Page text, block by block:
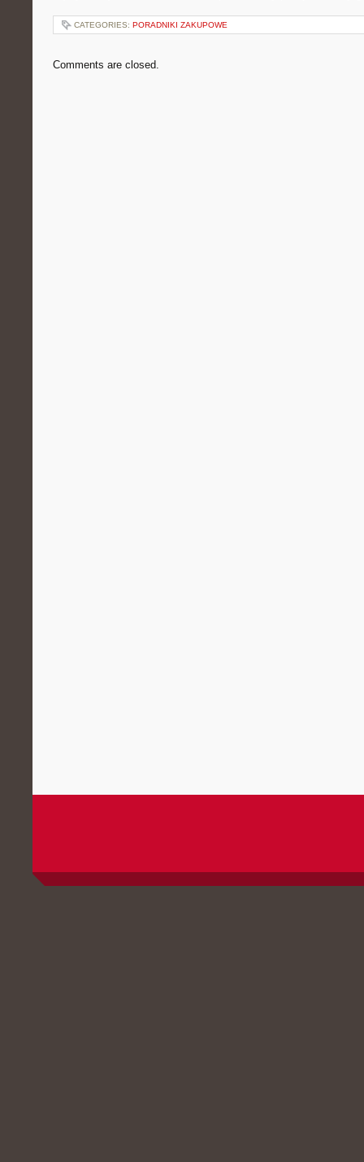
CATEGORIES: PORADNIKI ZAKUPOWE
Comments are closed.